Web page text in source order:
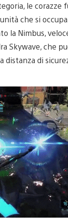
le
che si
la Nimbus,
Skywave, che
distanza di